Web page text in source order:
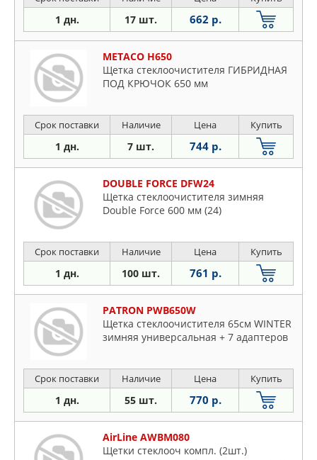
1 дн. 17 шт. 662 р.
METACO H650
Щетка стеклоочистителя ГИБРИДНАЯ
ПОД КРЮЧОК 650 мм
Срок поставки Наличие Цена Купить
1 дн. 7 шт. 744 р.
DOUBLE FORCE DFW24
Щетка стеклоочистителя зимняя
Double Force 600 мм (24)
Срок поставки Наличие Цена Купить
1 дн. 100 шт. 761 р.
PATRON PWB650W
Щетка стеклоочистителя 65см WINTER
зимняя универсальная + 7 адаптеров
Срок поставки Наличие Цена Купить
1 дн. 55 шт. 770 р.
AirLine AWBM080
Щетки стеклооч компл. (2шт.)